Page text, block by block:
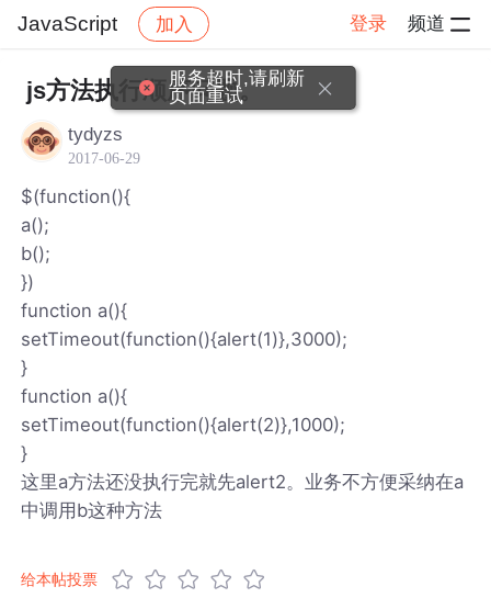
JavaScript 加入 登录 频道
社区 JavaScript 帖子详情
js方法执行顺序问题。
tydyzs
2017-06-29
$(function(){
a();
b();
})
function a(){
setTimeout(function(){alert(1)},3000);
}
function a(){
setTimeout(function(){alert(2)},1000);
}
这里a方法还没执行完就先alert2。业务不方便采纳在a
中调用b这种方法
给本帖投票
服务超时,请刷新
页面重试